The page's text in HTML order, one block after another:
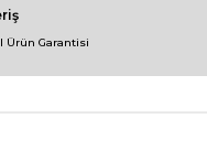
Ürün Garantisi